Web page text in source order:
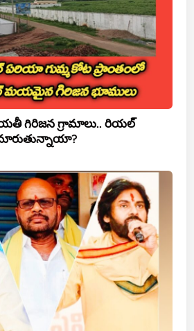
గిరిజన గ్రామాలు.. రియల్